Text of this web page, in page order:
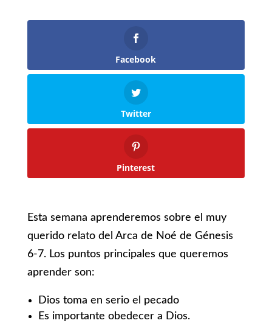
Facebook
Twitter
Pinterest
Esta semana aprenderemos sobre el muy
querido relato del Arca de Noé de Génesis
6-7. Los puntos principales que queremos
aprender son:
Dios toma en serio el pecado
Es importante obedecer a Dios.